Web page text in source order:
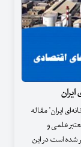
ایران" مقاله
معتبر علمی و
شده است در این